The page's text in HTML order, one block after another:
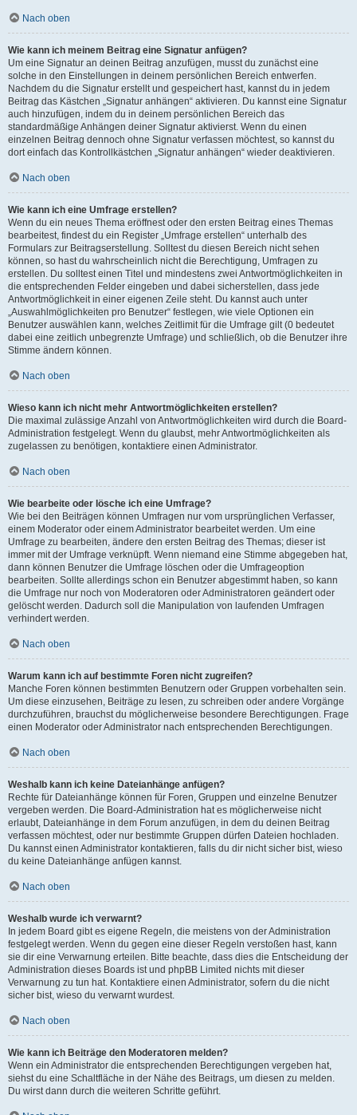
Nach oben
Wie kann ich meinem Beitrag eine Signatur anfügen?
Um eine Signatur an deinen Beitrag anzufügen, musst du zunächst eine
solche in den Einstellungen in deinem persönlichen Bereich entwerfen.
Nachdem du die Signatur erstellt und gespeichert hast, kannst du in jedem
Beitrag das Kästchen „Signatur anhängen“ aktivieren. Du kannst eine Signatur
auch hinzufügen, indem du in deinem persönlichen Bereich das
standardmäßige Anhängen deiner Signatur aktivierst. Wenn du einen
einzelnen Beitrag dennoch ohne Signatur verfassen möchtest, so kannst du
dort einfach das Kontrollkästchen „Signatur anhängen“ wieder deaktivieren.
Nach oben
Wie kann ich eine Umfrage erstellen?
Wenn du ein neues Thema eröffnest oder den ersten Beitrag eines Themas
bearbeitest, findest du ein Register „Umfrage erstellen“ unterhalb des
Formulars zur Beitragserstellung. Solltest du diesen Bereich nicht sehen
können, so hast du wahrscheinlich nicht die Berechtigung, Umfragen zu
erstellen. Du solltest einen Titel und mindestens zwei Antwortmöglichkeiten in
die entsprechenden Felder eingeben und dabei sicherstellen, dass jede
Antwortmöglichkeit in einer eigenen Zeile steht. Du kannst auch unter
„Auswahlmöglichkeiten pro Benutzer“ festlegen, wie viele Optionen ein
Benutzer auswählen kann, welches Zeitlimit für die Umfrage gilt (0 bedeutet
dabei eine zeitlich unbegrenzte Umfrage) und schließlich, ob die Benutzer ihre
Stimme ändern können.
Nach oben
Wieso kann ich nicht mehr Antwortmöglichkeiten erstellen?
Die maximal zulässige Anzahl von Antwortmöglichkeiten wird durch die Board-
Administration festgelegt. Wenn du glaubst, mehr Antwortmöglichkeiten als
zugelassen zu benötigen, kontaktiere einen Administrator.
Nach oben
Wie bearbeite oder lösche ich eine Umfrage?
Wie bei den Beiträgen können Umfragen nur vom ursprünglichen Verfasser,
einem Moderator oder einem Administrator bearbeitet werden. Um eine
Umfrage zu bearbeiten, ändere den ersten Beitrag des Themas; dieser ist
immer mit der Umfrage verknüpft. Wenn niemand eine Stimme abgegeben hat,
dann können Benutzer die Umfrage löschen oder die Umfrageoption
bearbeiten. Sollte allerdings schon ein Benutzer abgestimmt haben, so kann
die Umfrage nur noch von Moderatoren oder Administratoren geändert oder
gelöscht werden. Dadurch soll die Manipulation von laufenden Umfragen
verhindert werden.
Nach oben
Warum kann ich auf bestimmte Foren nicht zugreifen?
Manche Foren können bestimmten Benutzern oder Gruppen vorbehalten sein.
Um diese einzusehen, Beiträge zu lesen, zu schreiben oder andere Vorgänge
durchzuführen, brauchst du möglicherweise besondere Berechtigungen. Frage
einen Moderator oder Administrator nach entsprechenden Berechtigungen.
Nach oben
Weshalb kann ich keine Dateianhänge anfügen?
Rechte für Dateianhänge können für Foren, Gruppen und einzelne Benutzer
vergeben werden. Die Board-Administration hat es möglicherweise nicht
erlaubt, Dateianhänge in dem Forum anzufügen, in dem du deinen Beitrag
verfassen möchtest, oder nur bestimmte Gruppen dürfen Dateien hochladen.
Du kannst einen Administrator kontaktieren, falls du dir nicht sicher bist, wieso
du keine Dateianhänge anfügen kannst.
Nach oben
Weshalb wurde ich verwarnt?
In jedem Board gibt es eigene Regeln, die meistens von der Administration
festgelegt werden. Wenn du gegen eine dieser Regeln verstoßen hast, kann
sie dir eine Verwarnung erteilen. Bitte beachte, dass dies die Entscheidung der
Administration dieses Boards ist und phpBB Limited nichts mit dieser
Verwarnung zu tun hat. Kontaktiere einen Administrator, sofern du die nicht
sicher bist, wieso du verwarnt wurdest.
Nach oben
Wie kann ich Beiträge den Moderatoren melden?
Wenn ein Administrator die entsprechenden Berechtigungen vergeben hat,
siehst du eine Schaltfläche in der Nähe des Beitrags, um diesen zu melden.
Du wirst dann durch die weiteren Schritte geführt.